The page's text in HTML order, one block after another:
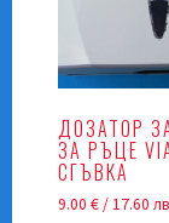
ДОЗАТОР
ЗА РЪЦЕ
СГЪВКА
9.00€/ 17.60